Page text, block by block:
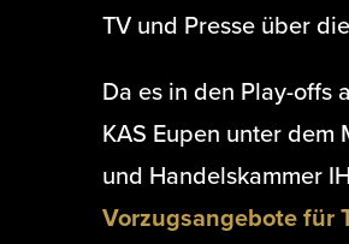
TV und Presse über
Da es in den Play-offs
KAS Eupen unter dem
und Handelskammer
Vorzugsangebote für